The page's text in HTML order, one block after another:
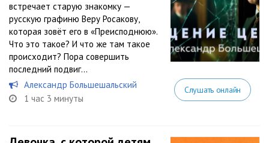
встречает старую знакомку —
русскую графиню Веру Росакову,
которая зовёт его в «Преисподнюю».
Что это такое? И что же там такое
происходит? Пора совершить
последний подвиг...
Александр Большешальский
1 час 3 минуты
Слушать онлайн